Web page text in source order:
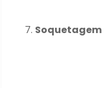
Soquetagem